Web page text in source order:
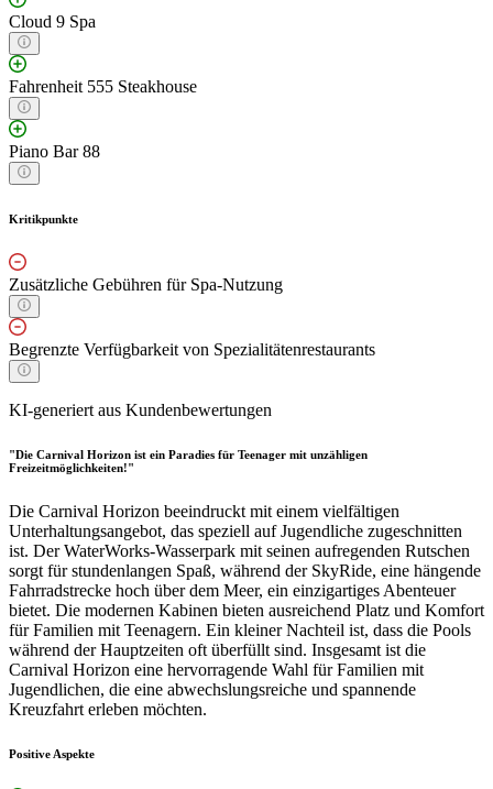
Cloud 9 Spa
Fahrenheit 555 Steakhouse
Piano Bar 88
Kritikpunkte
Zusätzliche Gebühren für Spa-Nutzung
Begrenzte Verfügbarkeit von Spezialitätenrestaurants
KI-generiert aus Kundenbewertungen
"Die Carnival Horizon ist ein Paradies für Teenager mit unzähligen
Freizeitmöglichkeiten!"
Die Carnival Horizon beeindruckt mit einem vielfältigen
Unterhaltungsangebot, das speziell auf Jugendliche zugeschnitten
ist. Der WaterWorks-Wasserpark mit seinen aufregenden Rutschen
sorgt für stundenlangen Spaß, während der SkyRide, eine hängende
Fahrradstrecke hoch über dem Meer, ein einzigartiges Abenteuer
bietet. Die modernen Kabinen bieten ausreichend Platz und Komfort
für Familien mit Teenagern. Ein kleiner Nachteil ist, dass die Pools
während der Hauptzeiten oft überfüllt sind. Insgesamt ist die
Carnival Horizon eine hervorragende Wahl für Familien mit
Jugendlichen, die eine abwechslungsreiche und spannende
Kreuzfahrt erleben möchten.
Positive Aspekte